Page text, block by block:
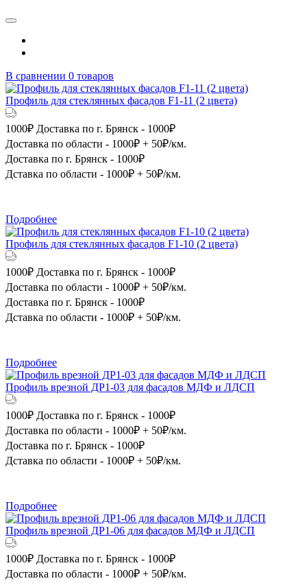
В сравнении 0 товаров
Профиль для стеклянных фасадов F1-11 (2 цвета)
1000₽ Доставка по г. Брянск - 1000₽
Доставка по области - 1000₽ + 50₽/км.
Доставка по г. Брянск - 1000₽
Дставка по области - 1000₽ + 50₽/км.
Подробнее
Профиль для стеклянных фасадов F1-10 (2 цвета)
1000₽ Доставка по г. Брянск - 1000₽
Доставка по области - 1000₽ + 50₽/км.
Доставка по г. Брянск - 1000₽
Дставка по области - 1000₽ + 50₽/км.
Подробнее
Профиль врезной ДР1-03 для фасадов МДФ и ЛДСП
1000₽ Доставка по г. Брянск - 1000₽
Доставка по области - 1000₽ + 50₽/км.
Доставка по г. Брянск - 1000₽
Дставка по области - 1000₽ + 50₽/км.
Подробнее
Профиль врезной ДР1-06 для фасадов МДФ и ЛДСП
1000₽ Доставка по г. Брянск - 1000₽
Доставка по области - 1000₽ + 50₽/км.